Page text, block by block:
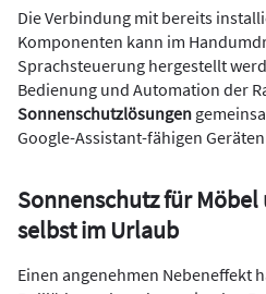
Die Verbindung mit bereits
Komponenten kann im
Sprachsteuerung hergestellt
Bedienung und Automation der
Sonnenschutzlösungen
Google-Assistant-fähigen
Sonnenschutz für Möbel
selbst im Urlaub
Einen angenehmen Nebeneffekt